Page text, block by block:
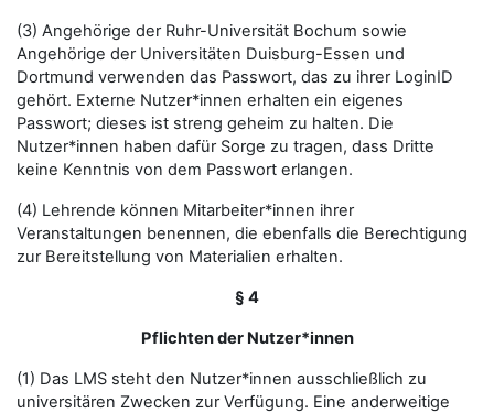
(3) Angehörige der Ruhr-Universität Bochum sowie
Angehörige der Universitäten Duisburg-Essen und
Dortmund verwenden das Passwort, das zu ihrer LoginID
gehört. Externe Nutzer*innen erhalten ein eigenes
Passwort; dieses ist streng geheim zu halten. Die
Nutzer*innen haben dafür Sorge zu tragen, dass Dritte
keine Kenntnis von dem Passwort erlangen.
(4) Lehrende können Mitarbeiter*innen ihrer
Veranstaltungen benennen, die ebenfalls die Berechtigung
zur Bereitstellung von Materialien erhalten.
§ 4
Pflichten der Nutzer*innen
(1) Das LMS steht den Nutzer*innen ausschließlich zu
universitären Zwecken zur Verfügung. Eine anderweitige